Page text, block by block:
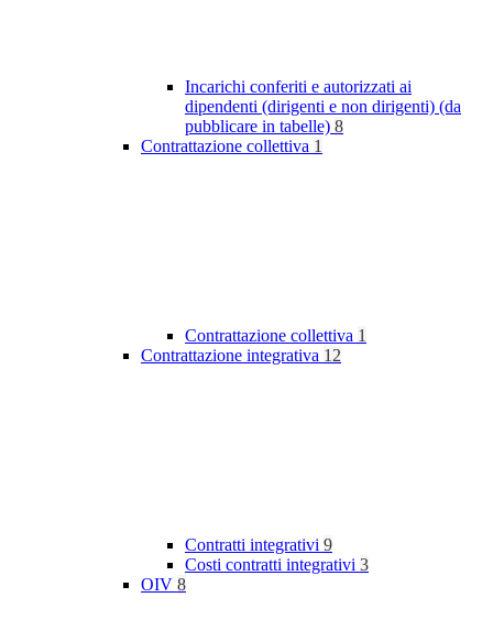
Incarichi conferiti e autorizzati ai
dipendenti (dirigenti e non dirigenti) (da
pubblicare in tabelle) 8
Contrattazione collettiva 1
Contrattazione collettiva 1
Contrattazione integrativa 12
Contratti integrativi 9
Costi contratti integrativi 3
OIV 8